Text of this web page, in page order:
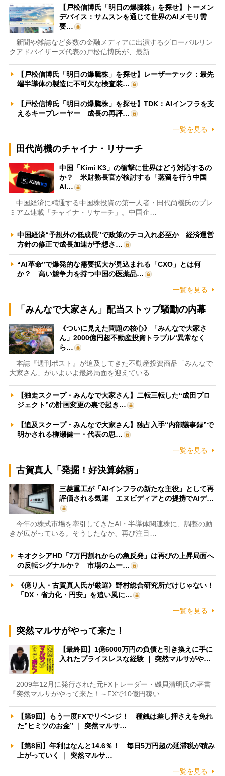
【戸松信博氏「明日の爆騰株」を探せ】トーメン
デバイス：サムスンを通じて世界のAIメモリ需
要…
新聞や雑誌など多数の金融メディアに出演するグローバルリン
クアドバイザーズ代表の戸松信博氏が、最新…
【戸松信博氏「明日の爆騰株」を探せ】レーザーテック：最先
端半導体の製造に不可欠な検査装…
【戸松信博氏「明日の爆騰株」を探せ】TDK：AIインフラを支
えるキープレーヤー 成長の再評…
一覧を見る
田代尚機のチャイナ・リサーチ
中国「Kimi K3」の衝撃に世界はどう対応するの
か？ 米財務長官が検討する「蒸留を行う中国
AI…
中国経済に精通する中国株投資の第一人者・田代尚機氏のプレ
ミアム連載「チャイナ・リサーチ」。中国企…
中国経済“予想外の低成長”で政策のテコ入れ必至か 経済運営
方針の修正で成長加速が予想さ…
“AI革命”で爆発的な需要拡大が見込まれる「CXO」とは何
か？ 高い競争力を持つ中国の医薬品…
一覧を見る
「みんなで大家さん」配当ストップ騒動の内幕
《ついに見えた問題の核心》「みんなで大家さ
ん」2000億円超不動産投資トラブル“異常なく
ら…
本誌『週刊ポスト』が追及してきた不動産投資商品「みんなで
大家さん」がいよいよ最終局面を迎えている…
【独走スクープ・みんなで大家さん】二転三転した“成田プロ
ジェクト”の計画変更の裏で起き…
【追及スクープ・みんなで大家さん】独占入手“内部議事録”で
明かされる柳瀬健一・代表の思…
一覧を見る
古賀真人「発掘！好決算銘柄」
三菱重工が「AIインフラの新たな主役」として再
評価される気運 エヌビディアとの提携でAIデ…
今年の株式市場を牽引してきたAI・半導体関連株に、調整の動
きが広がっている。そうしたなか、再び注目…
キオクシアHD「7万円割れからの急反発」は再びの上昇局面へ
の反転シグナルか？ 市場のムー…
《億り人・古賀真人氏が厳選》野村総合研究所だけじゃない！
「DX・省力化・円安」を追い風に…
一覧を見る
突然マルサがやって来た！
【最終回】1億6000万円の負債と引き換えに手に
入れたプライスレスな経験 ｜ 突然マルサがや…
2009年12月に発行された元FXトレーダー・磯貝清明氏の著書
『突然マルサがやって来た！～FXで10億円稼い…
【第9回】もう一度FXでリベンジ！ 種銭は差し押さえを免れ
た”ヒミツのお金” ｜ 突然マルサ…
【第8回】年利はなんと14.6％！ 毎日5万円超の延滞税が積み
上がっていく ｜ 突然マルサ…
一覧を見る